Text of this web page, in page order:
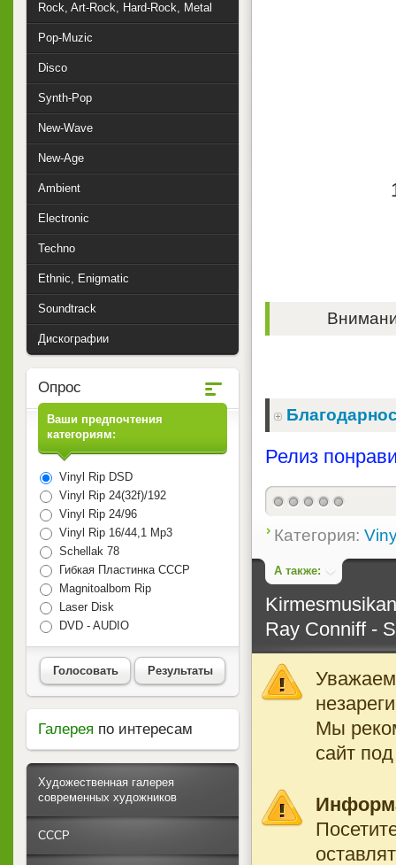
Релиз
Категория:
А также:
Ray Conniff -
Мы
сайт
Rock, Art-Rock, Hard-Rock, Metal
Pop-Muzic
Disco
Synth-Pop
New-Wave
New-Age
Ambient
Electronic
Techno
Ethnic, Enigmatic
Soundtrack
Дискографии
Опрос
Ваши предпочтения
категориям:
Vinyl Rip DSD
Vinyl Rip 24(32f)/192
Vinyl Rip 24/96
Vinyl Rip 16/44,1 Mp3
Schellak 78
Гибкая Пластинка СССР
Magnitoalbom Rip
Laser Disk
DVD - AUDIO
Голосовать Результаты
Галерея по интересам
Художественная галерея
современных художников
СССР